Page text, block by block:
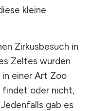
kleine
Zirkusbesuch in
Zeltes wurden
einer Art Zoo
findet oder nicht,
gab es